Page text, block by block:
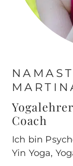
Coach
Ich bin
Yin Yoga,